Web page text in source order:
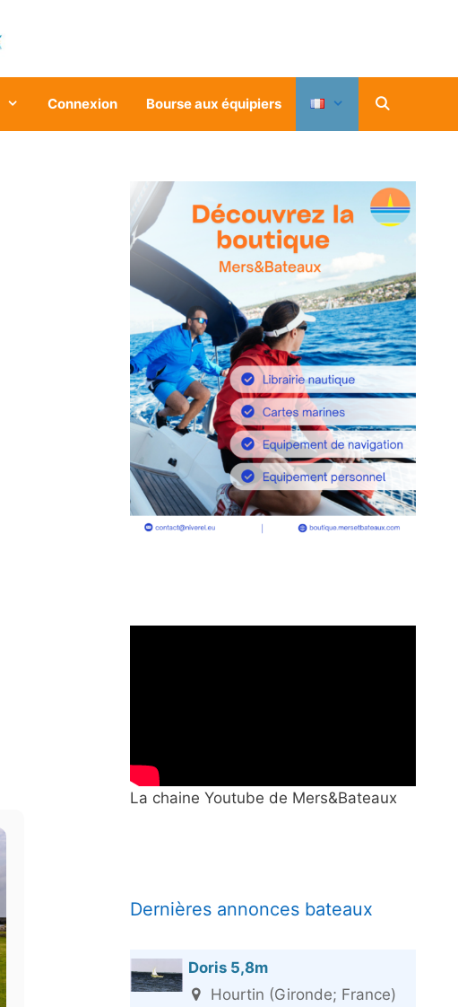
Connexion Bourse aux équipiers
La chaine Youtube de Mers&Bateaux
Dernières annonces bateaux
Doris 5,8m
Hourtin (Gironde; France)